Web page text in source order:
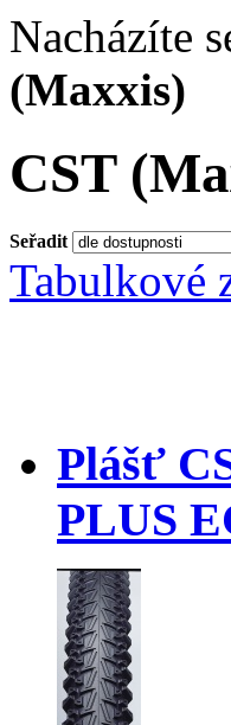
Nacházíte
(Maxxis)
CST
Seřadit
Tabulkové
Plášť
PLUS